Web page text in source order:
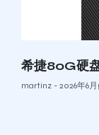
希捷80G硬
martinz 2026年6月